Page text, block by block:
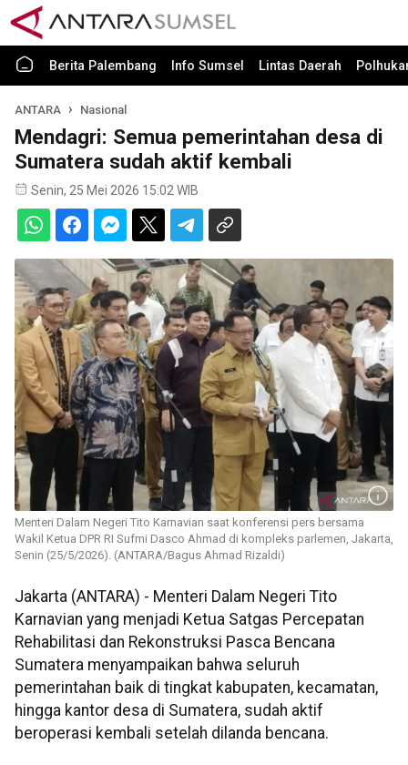
Berita Palembang Info Sumsel Lintas Daerah
ANTARA Nasional
Mendagri: Semua pemerintahan desa di
Sumatera sudah aktif kembali
Senin, 25 Mei 2026 15:02 WIB
Menteri Dalam Negeri Tito Karnavian saat konferensi pers bersama
Wakil Ketua DPR RI Sufmi Dasco Ahmad di kompleks parlemen, Jakarta,
Senin (25/5/2026). (ANTARA/Bagus Ahmad Rizaldi)
Jakarta (ANTARA) - Menteri Dalam Negeri Tito
Karnavian yang menjadi Ketua Satgas Percepatan
Rehabilitasi dan Rekonstruksi Pasca Bencana
Sumatera menyampaikan bahwa seluruh
pemerintahan baik di tingkat kabupaten, kecamatan,
hingga kantor desa di Sumatera, sudah aktif
beroperasi kembali setelah dilanda bencana.